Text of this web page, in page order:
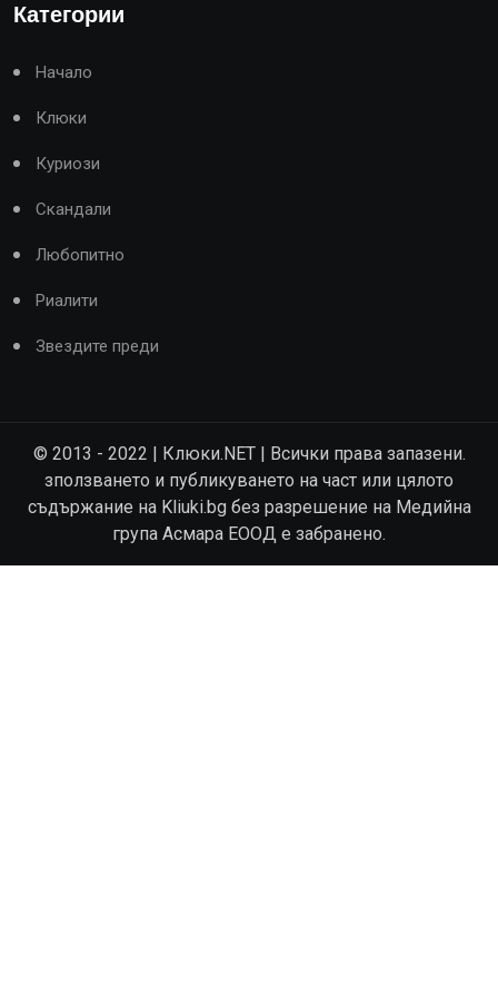
Категории
Начало
Клюки
Куриози
Скандали
Любопитно
Риалити
Звездите преди
© 2013 - 2022 | Клюки.NET | Всички права запазени.
зползването и публикуването на част или цялото
съдържание на Kliuki.bg без разрешение на Медийна
група Асмара ЕООД е забранено.